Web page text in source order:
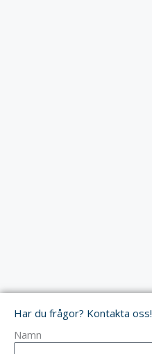
Har du frågor? Kontakta oss!
Namn